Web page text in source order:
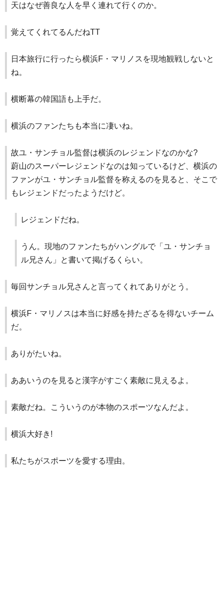
天はなぜ善良な人を早く連れて行くのか。
覚えてくれてるんだねTT
日本旅行に行ったら横浜F・マリノスを現地観戦しないと
ね。
横断幕の韓国語も上手だ。
横浜のファンたちも本当に凄いね。
故ユ・サンチョル監督は横浜のレジェンドなのかな?
蔚山のスーパーレジェンドなのは知っているけど、横浜の
ファンがユ・サンチョル監督を称えるのを見ると、そこで
もレジェンドだったようだけど。
レジェンドだね。
うん。現地のファンたちがハングルで「ユ・サンチョ
ル兄さん」と書いて掲げるくらい。
毎回サンチョル兄さんと言ってくれてありがとう。
横浜F・マリノスは本当に好感を持たざるを得ないチーム
だ。
ありがたいね。
ああいうのを見ると漢字がすごく素敵に見えるよ。
素敵だね。こういうのが本物のスポーツなんだよ。
横浜大好き!
私たちがスポーツを愛する理由。